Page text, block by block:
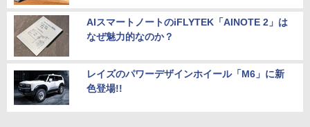
AIスマートノートのiFLYTEK「AINOTE 2」は
なぜ魅力的なのか？
レイズのパワーデザインホイール「M6」に新
色登場!!